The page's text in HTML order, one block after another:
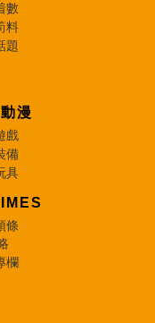
數
料
題
漫
戲
備
具
條
欄